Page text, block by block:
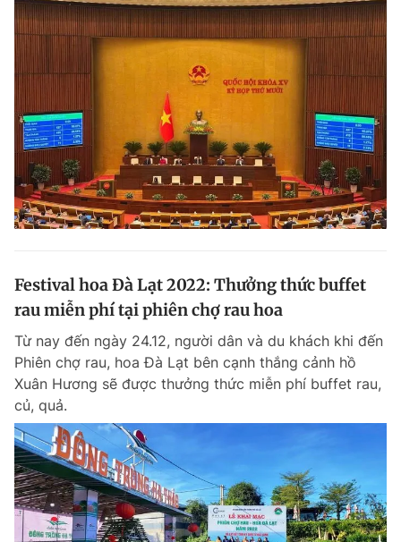
Tin thị trường Tin 360
Video Magazine
Sản phẩm khác
Tiện ích Bạn cần biết
Đọc Thanh Niên trên điện thoại
Theo dõi báo trên
Đăng xuất
Festival hoa Đà Lạt 2022: Thưởng thức buffet
rau miễn phí tại phiên chợ rau hoa
Từ nay đến ngày 24.12, người dân và du khách khi đến
Phiên chợ rau, hoa Đà Lạt bên cạnh thắng cảnh hồ
Xuân Hương sẽ được thưởng thức miễn phí buffet rau,
củ, quả.